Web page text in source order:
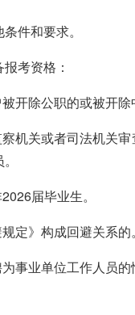
件和要求。
考资格：
开除公职的或被开
机关或者司法机关
届毕业生。
定》构成回避关系的
事业单位工作人员的